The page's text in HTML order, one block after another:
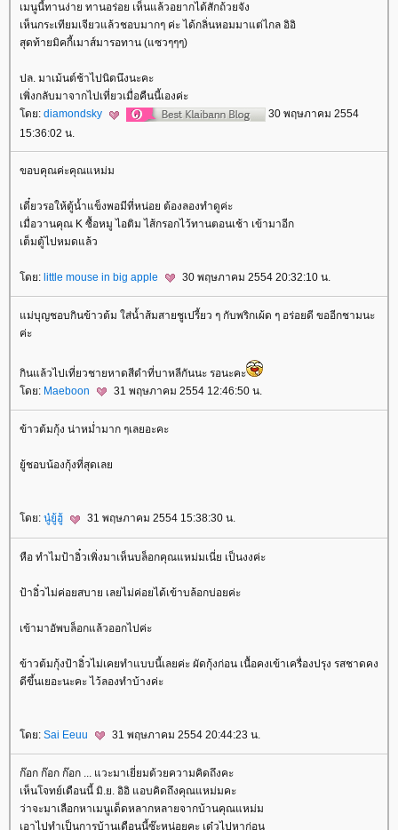
เมนูนี้ทานง่าย ทานอร่อย เห็นแล้วอยากได้สักถ้วยจัง
เห็นกระเทียมเจียวแล้วชอบมากๆ ค่ะ ได้กลิ่นหอมมาแต่ไกล อิอิ
สุดท้ายมิคกี้เมาส์มารอทาน (แซวๆๆๆ)
ปล. มาเม้นต์ช้าไปนิดนึงนะคะ
เพิ่งกลับมาจากไปเที่ยวเมื่อคืนนี้เองค่ะ
ดย: diamondsky
30 พฤษภาคม 2554
15:36:02 น.
ขอบคุณค่ะคุณแหม่ม
เดี๋ยวรอให้ตู้น้ำแข็งพอมีที่หน่อย ต้องลองทำดูค่ะ
เมื่อวานคุณ K ซื้อหมู ไอติม ไส้กรอกไว้ทานตอนเช้า เข้ามาอีก
เต็มตู้ไปหมดแล้ว
ดย: little mouse in big apple 30 พฤษภาคม 2554 20:32:10 น.
ม่บุญชอบกินข้าวต้ม ใส่น้ำส้มสายชูเปรี้ยว ๆ กับพริกเผ้ด ๆ อร่อยดี ขออีกชามนะ
ค่ะ
กินแล้วไปเที่ยวชายหาดสีดำที่บาหลีกันนะ รอนะคะ
ดย: Maeboon 31 พฤษภาคม 2554 12:46:50 น.
ข้าวต้มกุ้ง น่าหม่ำมาก ๆเลยอะคะ
ู้ชอบน้องกุ้งที่สุดเล
ดย: นู๋ยู้ฮู้ 31 พฤษภาคม 2554 15:38:30 น.
หือ ทำไมป้าอิ๋วเพิ่งมาเห็นบล็อกคุณแหม่มเนี่ย เป็นงงค่ะ
ป้าอิ๋วไม่ค่อยสบาย เลยไม่ค่อยได้เข้าบล้อกบ่อยค่ะ
เข้ามาอัพบล็อกแล้วออกไปค่ะ
ข้าวต้มกุ้งป้าอิ๋วไม่เคยทำแบบนี้เลยค่ะ ผัดกุ้งก่อน เนื้อคงเข้าเครื่องปรุง รสชาดคง
ดีขึ้นเยอะนะคะ ไว้ลองทำบ้างค่ะ
ดย: Sai Eeuu 31 พฤษภาคม 2554 20:44:23 น.
ก๊อก ก๊อก ก๊อก ... แวะมาเยี่ยมด้วยความคิดถึงคะ
เห็นโจทย์เดือนนี้ มิ.ย. อิอิ แอบคิดถึงคุณแหม่มคะ
ว่าจะมาเลือกหาเมนูเด็ดหลากหลายจากบ้านคุณแหม่ม
เอาไปทำเป็นการบ้านเดือนนี้ซ๊ะหน่อยคะ เด๋วไปหาก่อน